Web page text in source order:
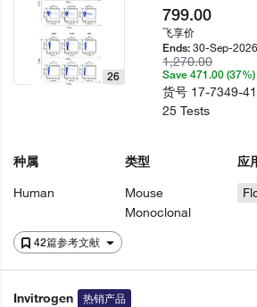
42篇参考文献
26
种属
Human
类型
Mouse
Monoclonal
应
799.00
飞享价
Ends:30-Sep-2026
1,270.00
Save 471.00 (37%)
货号 17-7349-41
25 Tests
Invitrogen 热销产品